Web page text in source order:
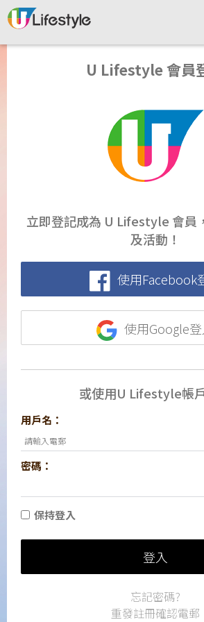
U Lifestyle 會員
立即登記成為 U Lifestyle 會員
及活動！
使用Facebook
使用Google登
或使用U Lifestyle帳
用戶名：
密碼：
保持登入
登入
忘記密碼?
重發註冊確認電郵